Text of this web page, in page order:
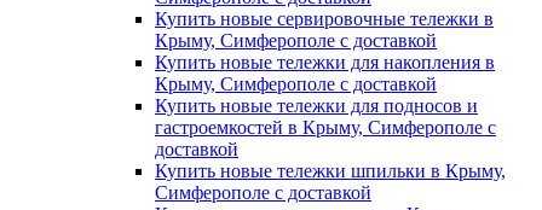
Купить новые сервировочные тележки в
Крыму, Симферополе с доставкой
Купить новые тележки для накопления в
Крыму, Симферополе с доставкой
Купить новые тележки для подносов и
гастроемкостей в Крыму, Симферополе с
доставкой
Купить новые тележки шпильки в Крыму,
Симферополе с доставкой